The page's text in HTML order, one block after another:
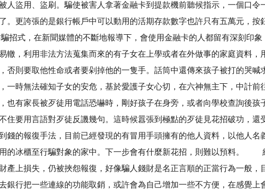
人盜用、盜刷。騙使被害人拿著金融卡到提款機前聽候指示，一個口
。更誇張的是銀行帳戶中可以動用的活期存款數字也許只有五萬元，
，在新聞媒體的不斷地報導下，會使用金融卡的人都留有深刻印象
轍，利用非法方法蒐集而來的有子女在上學或者在外做事的家庭資料
否則要取他性命或者要剁掉他的一隻手。話筒中還傳來孩子被打的哭
一時無法確知子女的安危，基於愛護子女心切，在六神無主下，中計
也有家長被歹徒用電話恐嚇時，剛好孩子在身旁，或者向學校查詢後
住要用言語對歹徒反譏幾句。這時候囂張到極點的歹徒見花招破功，
錢的報復手法，目前已經發現的有冒用手頭擁有的他人資料，以他人
的冰櫃至行騙對象的家中。下一步會有什麼新花招，則難以預料。
產上損失，仍被挾怨報復，好像騙人錢財是名正言順的正當行為一般
銀行把一些連線的功能取銷，或許會為自己增加一些不方便，在感覺